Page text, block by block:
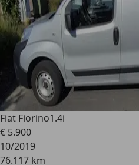
Fiat Fiorino1.4i
€ 5.900
10/2019
76.117 km